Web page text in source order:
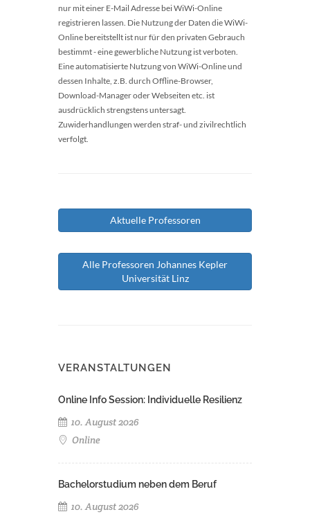
nur mit einer E-Mail Adresse bei WiWi-Online
registrieren lassen. Die Nutzung der Daten die WiWi-
Online bereitstellt ist nur für den privaten Gebrauch
bestimmt - eine gewerbliche Nutzung ist verboten.
Eine automatisierte Nutzung von WiWi-Online und
dessen Inhalte, z.B. durch Offline-Browser,
Download-Manager oder Webseiten etc. ist
ausdrücklich strengstens untersagt.
Zuwiderhandlungen werden straf- und zivilrechtlich
verfolgt.
Aktuelle Professoren
Alle Professoren Johannes Kepler
Universität Linz
VERANSTALTUNGEN
Online Info Session: Individuelle Resilienz
10. August 2026
Online
Bachelorstudium neben dem Beruf
10. August 2026